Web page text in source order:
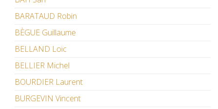
BARATAUD Robin
BÈGUE Guillaume
BELLAND Loïc
BELLIER Michel
BOURDIER Laurent
BURGEVIN Vincent